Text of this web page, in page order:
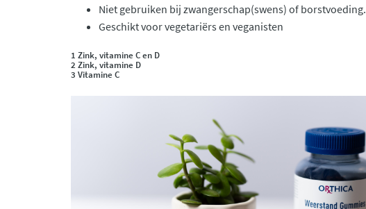
Niet gebruiken bij zwangerschap(swens) of borstvoeding.
Geschikt voor vegetariërs en veganisten
1 Zink, vitamine C en D
2 Zink, vitamine D
3 Vitamine C